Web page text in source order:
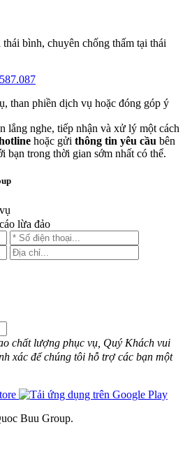
bình, chuyên chống thấm tại thái
than phiền dịch vụ hoặc đóng góp ý
lắng nghe, tiếp nhận và xử lý một cách
hoặc gửi thông tin yêu cầu bên
bạn trong thời gian sớm nhất có thể.
lừa đảo
chất lượng phục vụ, Quý Khách vui
xác để chúng tôi hỗ trợ các bạn một
Buu Group.